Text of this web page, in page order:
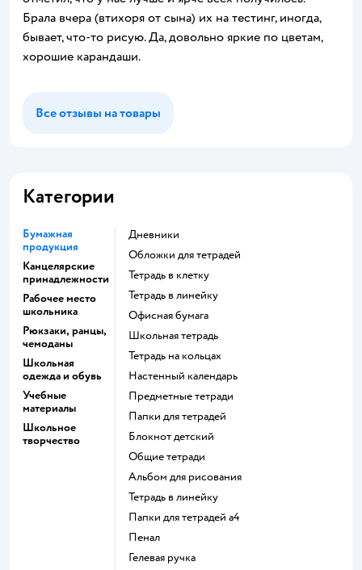
Брала вчера (втихоря от сына) их на тестинг, иногда,
бывает, что-то рисую. Да, довольно яркие по цветам,
хорошие карандаши.
Все отзывы на товары
Категории
Бумажная
продукция
Канцелярские
принадлежности
Рабочее место
школьника
Рюкзаки, ранцы,
чемоданы
Школьная
одежда и обувь
Учебные
материалы
Школьное
творчество
Дневники
Обложки для тетрадей
Тетрадь в клетку
Тетрадь в линейку
Офисная бумага
Школьная тетрадь
Тетрадь на кольцах
Настенный календарь
Предметные тетради
Папки для тетрадей
Блокнот детский
Общие тетради
Альбом для рисования
Тетрадь в линейку
Папки для тетрадей а4
Пенал
Гелевая ручка